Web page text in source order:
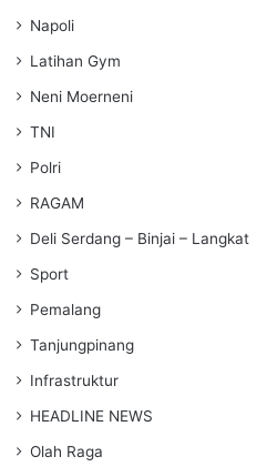
Napoli
Latihan Gym
Neni Moerneni
TNI
Polri
RAGAM
Deli Serdang – Binjai – Langkat
Sport
Pemalang
Tanjungpinang
Infrastruktur
HEADLINE NEWS
Olah Raga